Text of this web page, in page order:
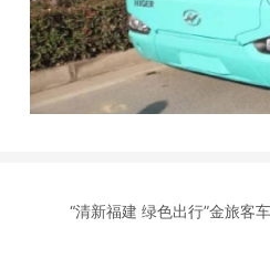
“清新福建 绿色出行”金旅客